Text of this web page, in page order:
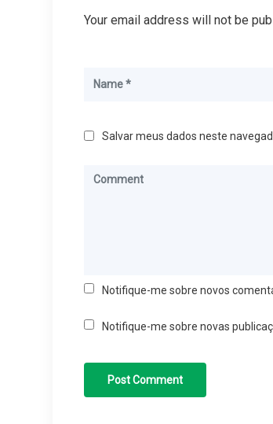
Your email address will not be
Salvar meus dados neste
Notifique-me sobre novos
Notifique-me sobre novas